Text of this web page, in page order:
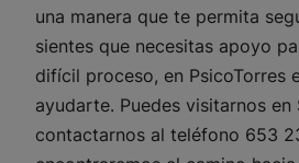
una manera que te permita
sientes que necesitas apoyo
difícil proceso, en PsicoTorres
ayudarte. Puedes visitarnos en
contactarnos al teléfono 653